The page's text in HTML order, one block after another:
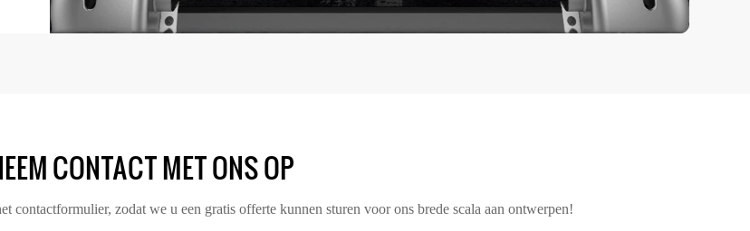
CONTACT MET ONS OP
contactformulier, zodat we u een gratis offerte kunnen sturen voor ons brede scala aan ontwerpen!